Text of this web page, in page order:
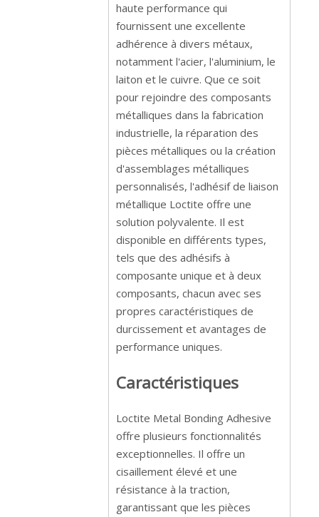
haute performance qui
fournissent une excellente
adhérence à divers métaux,
notamment l'acier, l'aluminium, le
laiton et le cuivre. Que ce soit
pour rejoindre des composants
métalliques dans la fabrication
industrielle, la réparation des
pièces métalliques ou la création
d'assemblages métalliques
personnalisés, l'adhésif de liaison
métallique Loctite offre une
solution polyvalente. Il est
disponible en différents types,
tels que des adhésifs à
composante unique et à deux
composants, chacun avec ses
propres caractéristiques de
durcissement et avantages de
performance uniques.
Caractéristiques
Loctite Metal Bonding Adhesive
offre plusieurs fonctionnalités
exceptionnelles. Il offre un
cisaillement élevé et une
résistance à la traction,
garantissant que les pièces